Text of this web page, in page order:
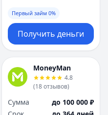
Пенза
Пермь
Р
Ростов-на-Дону
Рязань
С
Самара
Саратов
Пенза
Пермь
Р
Ростов-на-Дону
Рязань
С
Самара
Саратов
Первый займ 0%
Получить деньги
MoneyMan
4.8
(18отзывов)
Сумма
до 100 000 ₽